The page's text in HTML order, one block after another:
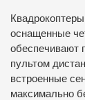
оснащенные
обеспечивают
пультом
встроенные
максимально